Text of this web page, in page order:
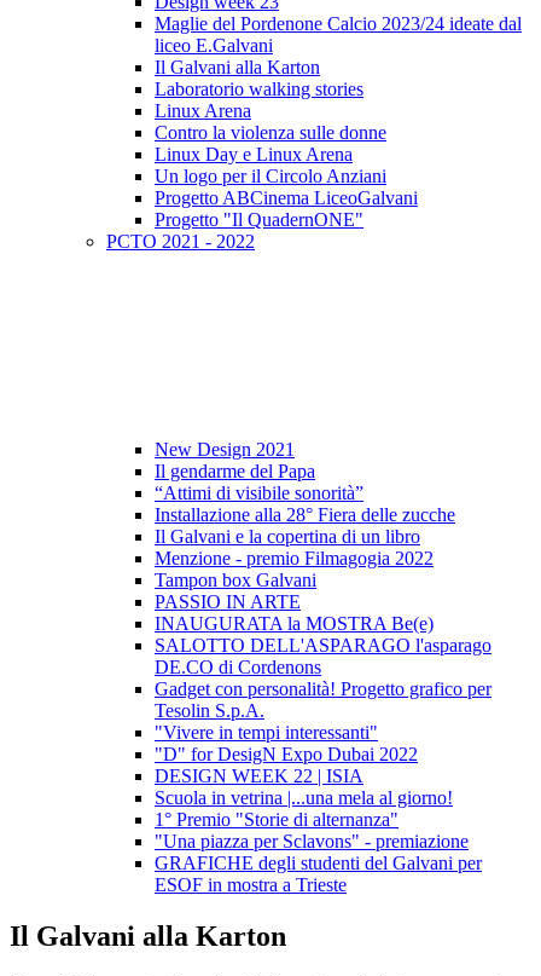
Maglie del Pordenone Calcio 2023/24 ideate dal
liceo E.Galvani
Il Galvani alla Karton
Laboratorio walking stories
Linux Arena
Contro la violenza sulle donne
Linux Day e Linux Arena
Un logo per il Circolo Anziani
Progetto ABCinema LiceoGalvani
Progetto "Il QuadernONE"
PCTO 2021 - 2022
New Design 2021
Il gendarme del Papa
“Attimi di visibile sonorità”
Installazione alla 28° Fiera delle zucche
Il Galvani e la copertina di un libro
Menzione - premio Filmagogia 2022
Tampon box Galvani
PASSIO IN ARTE
INAUGURATA la MOSTRA Be(e)
SALOTTO DELL'ASPARAGO l'asparago
DE.CO di Cordenons
Gadget con personalità! Progetto grafico per
Tesolin S.p.A.
"Vivere in tempi interessanti"
"D" for DesigN Expo Dubai 2022
DESIGN WEEK 22 | ISIA
Scuola in vetrina |...una mela al giorno!
1° Premio "Storie di alternanza"
"Una piazza per Sclavons" - premiazione
GRAFICHE degli studenti del Galvani per
ESOF in mostra a Trieste
Il Galvani alla Karton